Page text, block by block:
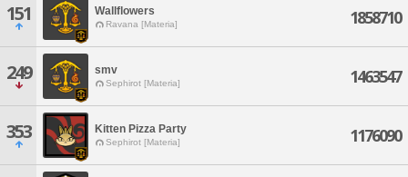
151 Wallflowers
Ravana [Materia] 1858710
249 smv
Sephirot [Materia] 1463547
353 Kitten Pizza Party
Sephirot [Materia] 1176090